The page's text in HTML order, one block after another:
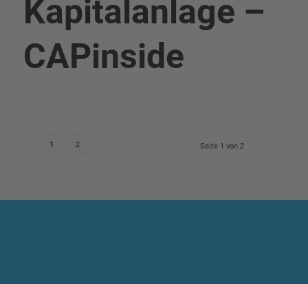
Kapitalanlage –
CAPinside
Seite 1 von 2
1 2